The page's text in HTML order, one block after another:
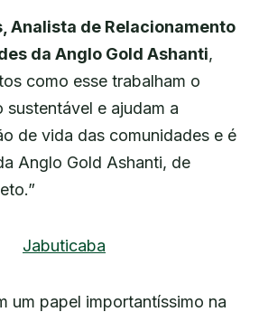
Analista de Relacionamento
da Anglo Gold Ashanti,
como esse trabalham o
sustentável e ajudam a
de vida das comunidades e é
Anglo Gold Ashanti, de
um papel importantíssimo na